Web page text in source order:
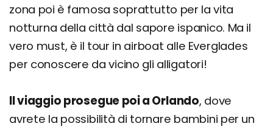
zona poi è famosa soprattutto per la vita
notturna della città dal sapore ispanico. Ma il
vero must, è il tour in airboat alle Everglades
per conoscere da vicino gli alligatori!
Il viaggio prosegue poi a Orlando, dove
avrete la possibilità di tornare bambini per un